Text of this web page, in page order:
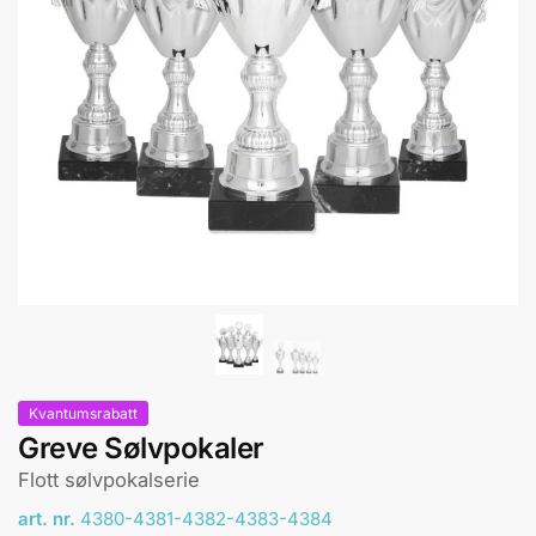
Kvantumsrabatt
Greve Sølvpokaler
Flott sølvpokalserie
art. nr. 4380-4381-4382-4383-4384